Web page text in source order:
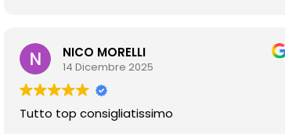
NICO MORELLI
14 Dicembre 2025
Tutto top consigliatissimo